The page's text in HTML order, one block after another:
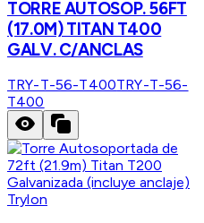
TORRE AUTOSOP. 56FT
(17.0M) TITAN T400
GALV. C/ANCLAS
TRY-T-56-T400TRY-T-56-
T400
Trylon